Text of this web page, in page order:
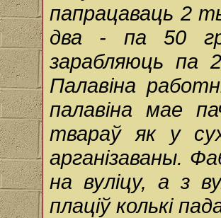
папрацаваць 2
два - па 50
зарабляюць па
Палавіна
палавіна мае
твараў як у
арганізаваны.
на вуліцу, а з
плаціў колькі